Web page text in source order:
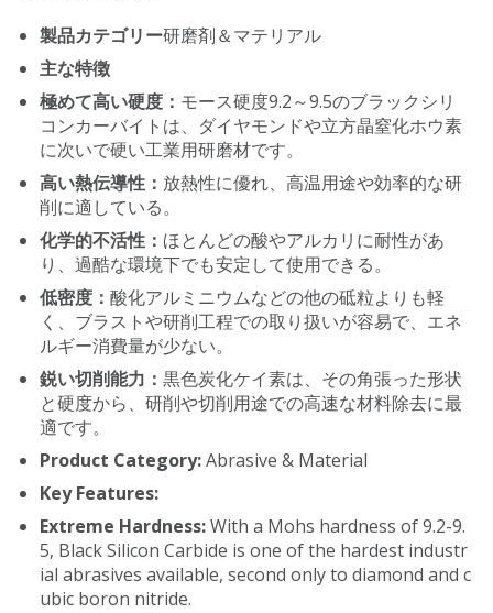
製品カテゴリー研磨剤＆マテリアル
主な特徴
極めて高い硬度： モース硬度9.2～9.5のブラックシリ
コンカーバイトは、ダイヤモンドや立方晶窒化ホウ素
に次いで硬い工業用研磨材です。
高い熱伝導性： 放熱性に優れ、高温用途や効率的な研
削に適している。
化学的不活性： ほとんどの酸やアルカリに耐性があ
り、過酷な環境下でも安定して使用できる。
低密度： 酸化アルミニウムなどの他の砥粒よりも軽
く、ブラストや研削工程での取り扱いが容易で、エネ
ルギー消費量が少ない。
鋭い切削能力： 黒色炭化ケイ素は、その角張った形状
と硬度から、研削や切削用途での高速な材料除去に最
適です。
Product Category:Abrasive & Material
Key Features:
Extreme Hardness:With a Mohs hardness of 9.2-9.
5, Black Silicon Carbide is one of the hardest industr
ial abrasives available, second only to diamond and c
ubic boron nitride.